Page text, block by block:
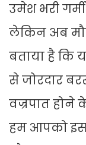
उमेश भरी
लेकिन अब
बताया है कि
से जोरदार
वज्रपात
हम आपको